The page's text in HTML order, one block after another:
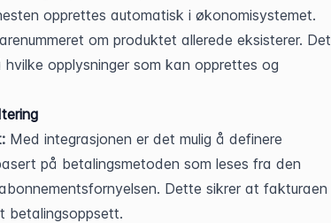
opprettes automatisk i økonomisystemet.
om produktet allerede eksisterer. Det
opplysninger som kan opprettes og
Med integrasjonen er det mulig å definere
på betalingsmetoden som leses fra den
Dette sikrer at fakturaen
betalingsoppsett.